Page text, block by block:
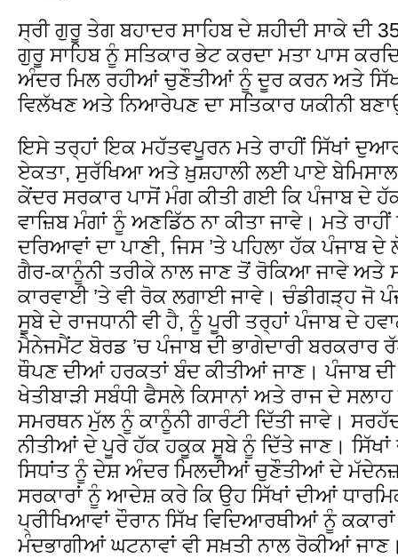
ਸ੍ਰੀ ਗੁਰੂ ਤੇਗ ਬਹਾਦਰ ਸਾਹਿਬ ਦੇ ਸ਼ਹੀਦੀ ਸਾਕੇ ਦੀ
ਗੁਰੂ ਸਾਹਿਬ ਨੂੰ ਸਤਿਕਾਰ ਭੇਟ ਕਰਦਾ ਮਤਾ ਪਾਸ
ਅੰਦਰ ਮਿਲ ਰਹੀਆਂ ਚੁਣੌਤੀਆਂ ਨੂੰ ਦੂਰ ਕਰਨ ਅਤੇ
ਵਿਲੱਖਣ ਅਤੇ ਨਿਆਰੇਪਣ ਦਾ ਸਤਿਕਾਰ ਯਕੀਨੀ
ਇਸੇ ਤਰ੍ਹਾਂ ਇਕ ਮਹੱਤਵਪੂਰਨ ਮਤੇ ਰਾਹੀਂ ਸਿੱਖਾਂ
ਏਕਤਾ, ਸੁਰੱਖਿਆ ਅਤੇ ਖ਼ੁਸ਼ਹਾਲੀ ਲਈ ਪਾਏ
ਕੇਂਦਰ ਸਰਕਾਰ ਪਾਸੋਂ ਮੰਗ ਕੀਤੀ ਗਈ ਕਿ ਪੰਜਾਬ ਦੇ
ਵਾਜ਼ਿਬ ਮੰਗਾਂ ਨੂੰ ਅਣਡਿੱਠ ਨਾ ਕੀਤਾ ਜਾਵੇ। ਮਤੇ
ਦਰਿਆਵਾਂ ਦਾ ਪਾਣੀ, ਜਿਸ ’ਤੇ ਪਹਿਲਾ ਹੱਕ ਪੰਜਾਬ ਦੇ
ਗੈਰ-ਕਾਨੂੰਨੀ ਤਰੀਕੇ ਨਾਲ ਜਾਣ ਤੋਂ ਰੋਕਿਆ ਜਾਵੇ ਅਤੇ
ਕਾਰਵਾਈ ’ਤੇ ਵੀ ਰੋਕ ਲਗਾਈ ਜਾਵੇ। ਚੰਡੀਗੜ੍ਹ ਜੋ
ਸੂਬੇ ਦੇ ਰਾਜਧਾਨੀ ਵੀ ਹੈ, ਨੂੰ ਪੂਰੀ ਤਰ੍ਹਾਂ ਪੰਜਾਬ ਦੇ
ਮੈਨੇਜਮੈਂਟ ਬੋਰਡ ’ਚ ਪੰਜਾਬ ਦੀ ਭਾਗੇਦਾਰੀ ਬਰਕਰਾਰ
ਥੌਪਣ ਦੀਆਂ ਹਰਕਤਾਂ ਬੰਦ ਕੀਤੀਆਂ ਜਾਣ। ਪੰਜਾਬ
ਖੇਤੀਬਾੜੀ ਸਬੰਧੀ ਫੈਸਲੇ ਕਿਸਾਨਾਂ ਅਤੇ ਰਾਜ ਦੇ
ਸਮਰਥਨ ਮੁੱਲ ਨੂੰ ਕਾਨੂੰਨੀ ਗਾਰੰਟੀ ਦਿੱਤੀ ਜਾਵੇ।
ਨੀਤੀਆਂ ਦੇ ਪੂਰੇ ਹੱਕ ਹਕੂਕ ਸੂਬੇ ਨੂੰ ਦਿੱਤੇ ਜਾਣ।
ਸਿਧਾਂਤ ਨੂੰ ਦੇਸ਼ ਅੰਦਰ ਮਿਲਦੀਆਂ ਚੁਣੌਤੀਆਂ ਦੇ
ਸਰਕਾਰਾਂ ਨੂੰ ਆਦੇਸ਼ ਕਰੇ ਕਿ ਉਹ ਸਿੱਖਾਂ ਦੀਆਂ
ਪ੍ਰੀਖਿਆਵਾਂ ਦੌਰਾਨ ਸਿੱਖ ਵਿਦਿਆਰਥੀਆਂ ਨੂੰ
ਮੰਦਭਾਗੀਆਂ ਘਟਨਾਵਾਂ ਵੀ ਸਖ਼ਤੀ ਨਾਲ ਰੋਕੀਆਂ